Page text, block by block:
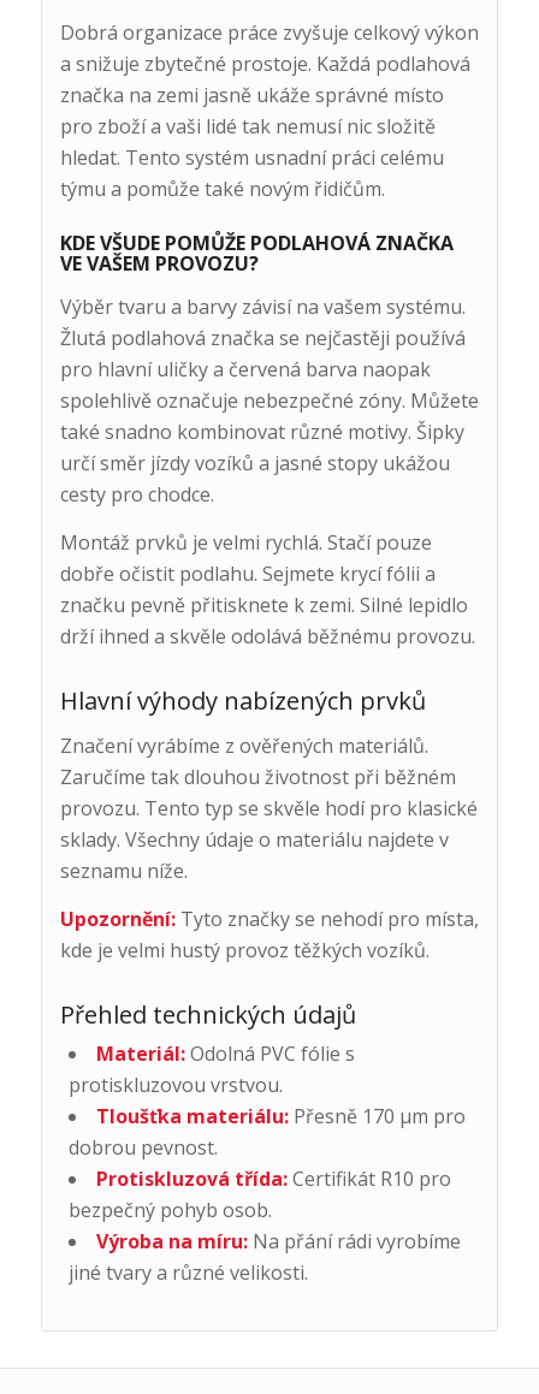
Dobrá organizace práce zvyšuje celkový výkon
a snižuje zbytečné prostoje. Každá podlahová
značka na zemi jasně ukáže správné místo
pro zboží a vaši lidé tak nemusí nic složitě
hledat. Tento systém usnadní práci celému
týmu a pomůže také novým řidičům.
KDE VŠUDE POMŮŽE PODLAHOVÁ ZNAČKA
VE VAŠEM PROVOZU?
Výběr tvaru a barvy závisí na vašem systému.
Žlutá podlahová značka se nejčastěji používá
pro hlavní uličky a červená barva naopak
spolehlivě označuje nebezpečné zóny. Můžete
také snadno kombinovat různé motivy. Šipky
určí směr jízdy vozíků a jasné stopy ukážou
cesty pro chodce.
Montáž prvků je velmi rychlá. Stačí pouze
dobře očistit podlahu. Sejmete krycí fólii a
značku pevně přitisknete k zemi. Silné lepidlo
drží ihned a skvěle odolává běžnému provozu.
Hlavní výhody nabízených prvků
Značení vyrábíme z ověřených materiálů.
Zaručíme tak dlouhou životnost při běžném
provozu. Tento typ se skvěle hodí pro klasické
sklady. Všechny údaje o materiálu najdete v
seznamu níže.
Upozornění:Tyto značky se nehodí pro místa,
kde je velmi hustý provoz těžkých vozíků.
Přehled technických údajů
Materiál:Odolná PVC fólie s
protiskluzovou vrstvou.
Tloušťka materiálu:Přesně 170 μm pro
dobrou pevnost.
Protiskluzová třída:Certifikát R10 pro
bezpečný pohyb osob.
Výroba na míru:Na přání rádi vyrobíme
jiné tvary a různé velikosti.